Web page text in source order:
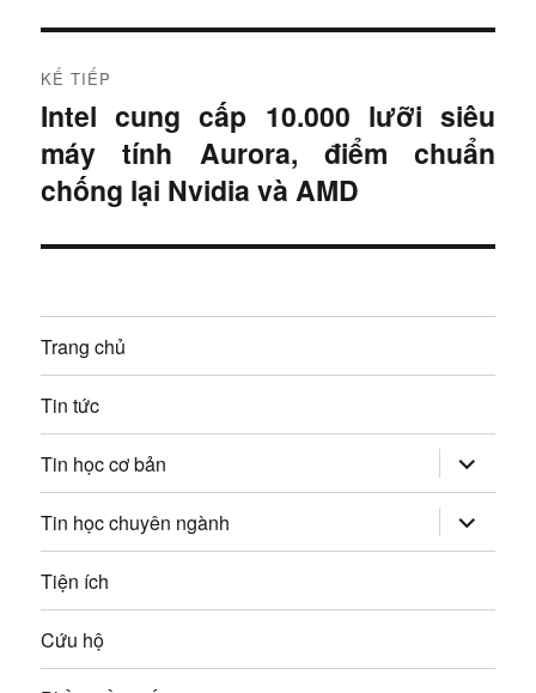
u
h
ư
ớ
b
à
i
v
i
ế
t
t
r
ư
ớ
c
:
KẾ TIẾP
B
à
i
i
p
:
Intel cung cấp 10.000 lưỡi siêu
máy tính Aurora, điểm chuẩn
chống lại Nvidia và AMD
Trang chủ
Tin tức
Tin học cơ bản mở
rộng
trình
đơn
con
Tin học chuyên ngành mở
rộng
trình
Tiện ích
Cứu hộ